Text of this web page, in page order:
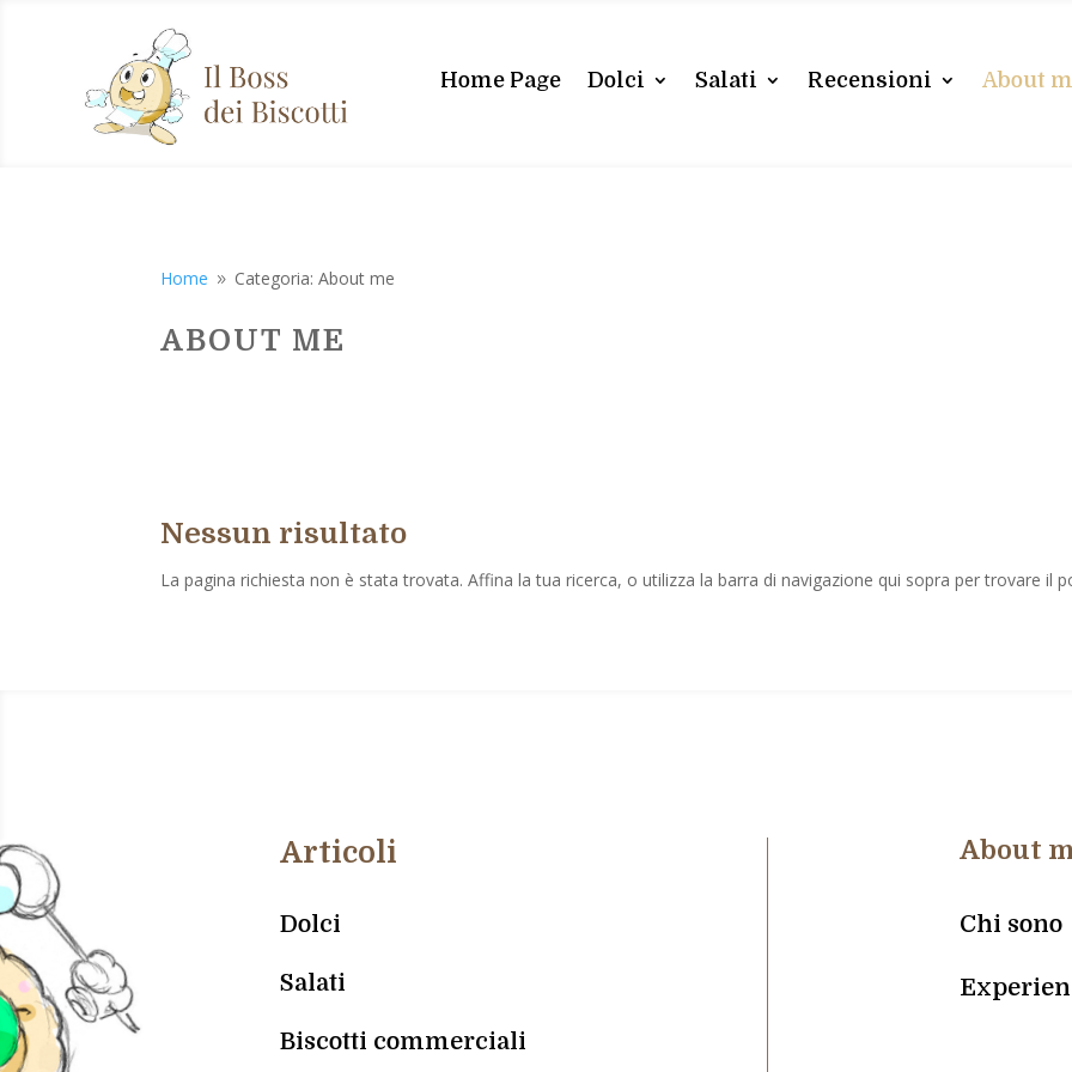
Home Page Dolci Salati Recensioni About
Home 9 Categoria: About me
ABOUT ME
Nessun risultato
La pagina richiesta non è stata trovata. Affina la tua ricerca, o utilizza la barra di navigazione qui sopra per trovare il
Articoli
Dolci
Salati
Biscotti commerciali
About
Chi sono